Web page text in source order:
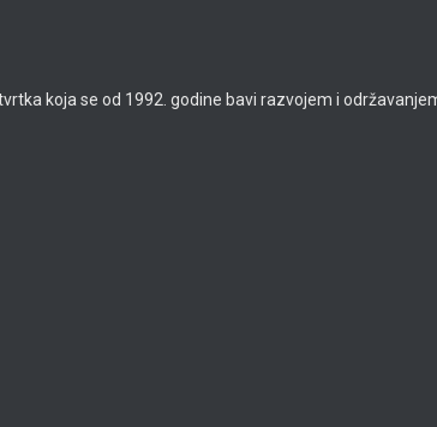
tvrtka koja se od 1992. godine bavi razvojem i